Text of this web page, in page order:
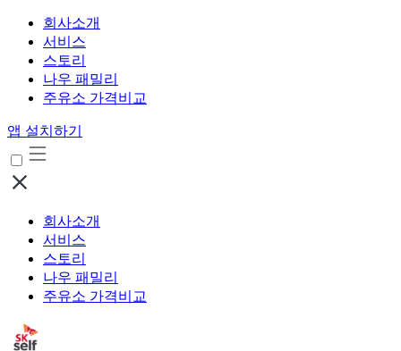
회사소개
서비스
스토리
나우 패밀리
주유소 가격비교
앱 설치하기
회사소개
서비스
스토리
나우 패밀리
주유소 가격비교